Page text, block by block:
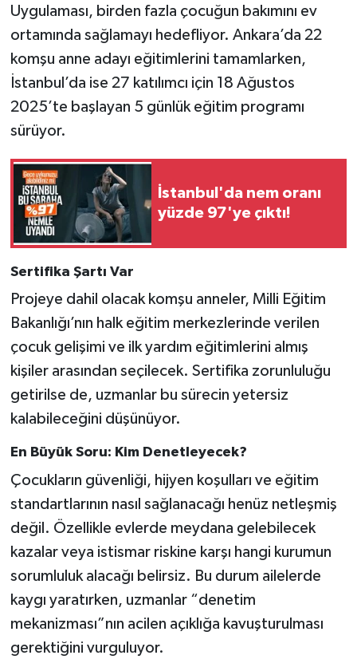
Uygulaması, birden fazla çocuğun bakımını ev
ortamında sağlamayı hedefliyor. Ankara’da 22
komşu anne adayı eğitimlerini tamamlarken,
İstanbul’da ise 27 katılımcı için 18 Ağustos
2025’te başlayan 5 günlük eğitim programı
sürüyor.
İstanbul'da nem oranı
yüzde 97'ye çıktı!
Sertifika Şartı Var
Projeye dahil olacak komşu anneler, Milli Eğitim
Bakanlığı’nın halk eğitim merkezlerinde verilen
çocuk gelişimi ve ilk yardım eğitimlerini almış
kişiler arasından seçilecek. Sertifika zorunluluğu
getirilse de, uzmanlar bu sürecin yetersiz
kalabileceğini düşünüyor.
En Büyük Soru: Kim Denetleyecek?
Çocukların güvenliği, hijyen koşulları ve eğitim
standartlarının nasıl sağlanacağı henüz netleşmiş
değil. Özellikle evlerde meydana gelebilecek
kazalar veya istismar riskine karşı hangi kurumun
sorumluluk alacağı belirsiz. Bu durum ailelerde
kaygı yaratırken, uzmanlar “denetim
mekanizması”nın acilen açıklığa kavuşturulması
gerektiğini vurguluyor.